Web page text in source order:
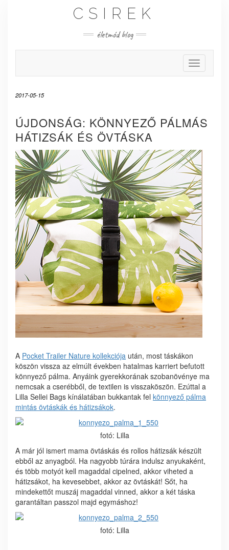
CSIREK
életmód blog
Toggle
2017-05-15
ÚJDONSÁG: KÖNNYEZŐ PÁLMÁS
HÁTIZSÁK ÉS ÖVTÁSKA
A Pocket Trailer Nature kollekciója után, most táskákon
köszön vissza az elmúlt években hatalmas karriert befutott
könnyező pálma. Anyáink gyerekkorának szobanövénye ma
nemcsak a cserébből, de textilen is visszaköszön. Ezúttal a
Lilla Sellei Bags kínálatában bukkantak fel könnyező pálma
mintás övtáskák és hátizsákok.
fotó: Lilla
A már jól ismert mama övtáskás és rollos hátizsák készült
ebből az anyagból. Ha nagyobb túrára indulsz anyukaként,
és több motyót kell magaddal cipelned, akkor viheted a
hátizsákot, ha kevesebbet, akkor az övtáskát! Sőt, ha
mindekettőt muszáj magaddal vinned, akkor a két táska
garantáltan passzol majd egymáshoz!
fotó: Lilla